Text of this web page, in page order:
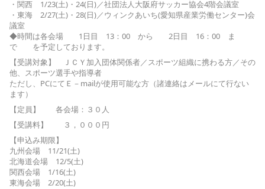
・関西 1/23(土)・24(日)／社団法人大阪府サッカー協会4階会議室
・東海 2/27(土)・28(日)／ウィンクあいち(愛知県産業労働センター)会
議室
◆時間は各会場 1日目 13：00 から 2日目 16：00 ま
で を予定しております。
【受講対象】 ＪＣＹ加入団体関係者／スポーツ組織に携わる方／その
他、スポーツ選手や指導者
ただし、PCにてＥ－mailが使用可能な方（諸連絡はメールにて行ない
ます）
【定員】 各会場：３０人
【受講料】 ３，０００円
【申込み期限】
九州会場 11/21(土)
北海道会場 12/5(土)
関西会場 1/16(土)
東海会場 2/20(土)